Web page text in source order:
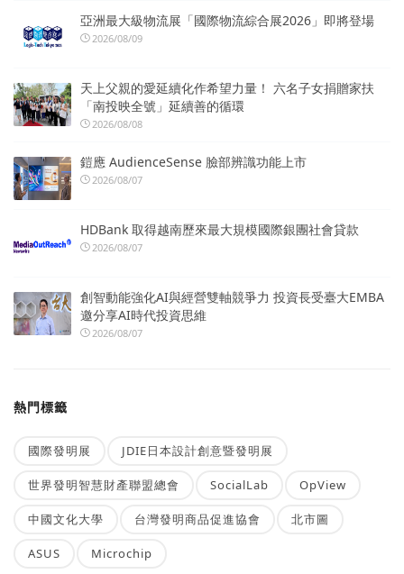
亞洲最大級物流展「國際物流綜合展2026」即將登場
2026/08/09
天上父親的愛延續化作希望力量！ 六名子女捐贈家扶
「南投映全號」延續善的循環
2026/08/08
鎧應 AudienceSense 臉部辨識功能上市
2026/08/07
HDBank 取得越南歷來最大規模國際銀團社會貸款
2026/08/07
創智動能強化AI與經營雙軸競爭力 投資長受臺大EMBA
邀分享AI時代投資思維
2026/08/07
熱門標籤
國際發明展 JDIE日本設計創意暨發明展
世界發明智慧財產聯盟總會 SocialLab OpView
中國文化大學 台灣發明商品促進協會 北市圖
ASUS Microchip